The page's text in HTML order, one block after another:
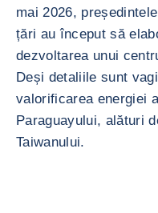
mai 2026,
țări au început să
dezvoltarea unui
Deși detaliile sunt
valorificarea energiei
Paraguayului, alături
Taiwanului.